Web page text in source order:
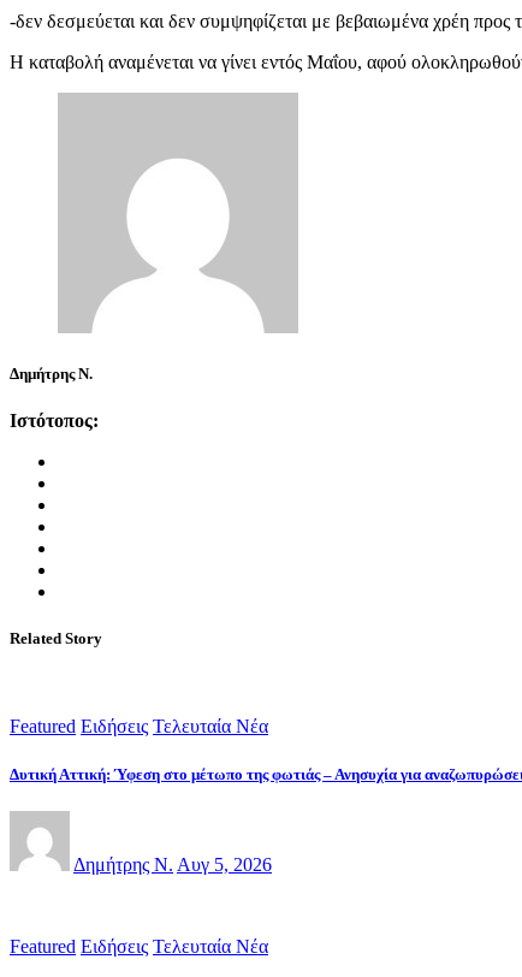
-δεν δεσμεύεται και δεν συμψηφίζεται με βεβαιωμένα χρέη προς
Η καταβολή αναμένεται να γίνει εντός Μαΐου, αφού
Δημήτρης Ν.
Ιστότοπος:
Related Story
Featured Ειδήσεις Τελευταία Νέα
Δυτική Αττική: Ύφεση στο μέτωπο της φωτιάς – Ανησυχία για
Δημήτρης Ν. Αυγ 5, 2026
Featured Ειδήσεις Τελευταία Νέα